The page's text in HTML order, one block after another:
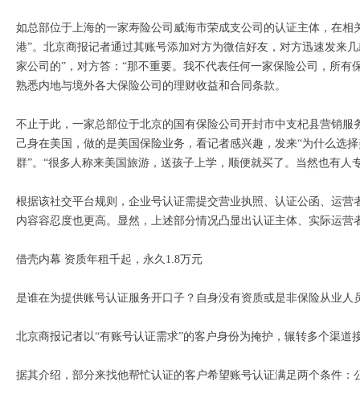
如总部位于上海的一家寿险公司威海市荣成支公司的认证主体，在
港”。北京商报记者通过其账号添加对方为微信好友，对方迅速发来
家公司的”，对方答：“那不重要。我不代表任何一家保险公司，所
熟悉内地与境外各大保险公司的理财收益和合同条款。
不止于此，一家总部位于北京的国有保险公司开封市中支杞县营销
己身在美国，做的是美国保险业务，看记者感兴趣，发来“为什么选
群”。“很多人称来美国旅游，送孩子上学，顺便就买了。当然也有人
根据该社交平台规则，企业号认证需提交营业执照、认证公函、运
内容容忍度也更高。显然，上述部分情况凸显出认证主体、实际运
借壳内幕 资质年租千起，永久1.8万元
是谁在为提供账号认证服务开口子？自身没有资质或是非保险从业
北京商报记者以“有账号认证需求”的客户身份为掩护，辗转多个渠道
据其介绍，部分来找他帮忙认证的客户希望账号认证满足两个条件